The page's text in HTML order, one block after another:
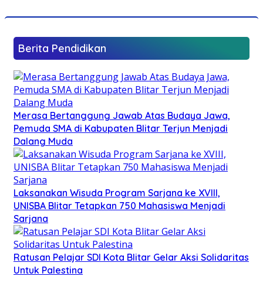
Berita Pendidikan
Merasa Bertanggung Jawab Atas Budaya Jawa,
Pemuda SMA di Kabupaten Blitar Terjun Menjadi
Dalang Muda
Laksanakan Wisuda Program Sarjana ke XVIII,
UNISBA Blitar Tetapkan 750 Mahasiswa Menjadi
Sarjana
Ratusan Pelajar SDI Kota Blitar Gelar Aksi Solidaritas
Untuk Palestina